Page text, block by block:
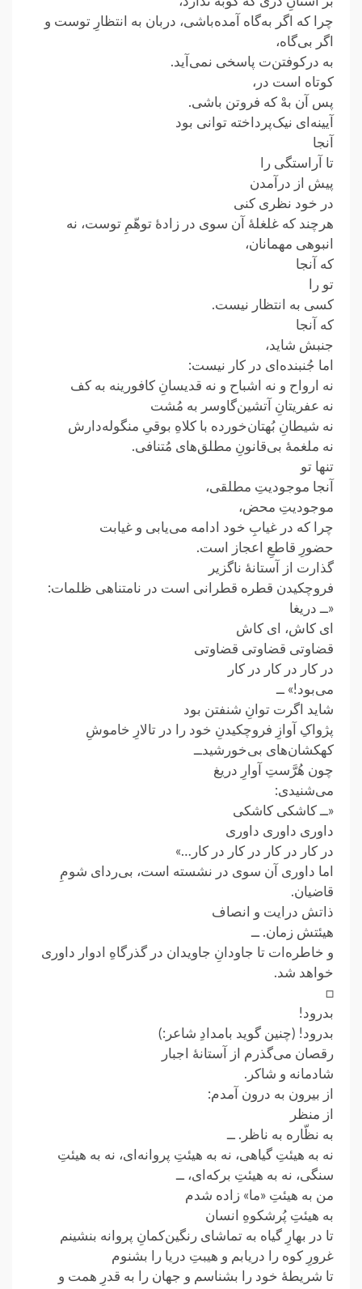
چرا که اگر به‌گاه آمده‌باشی، دربان به انتظارِ توست و
اگر بی‌گاه،
به درکوفتن‌ت پاسخی نمی‌آید.
کوتاه است در،
پس آن بهْ که فروتن باشی.
آیینه‌ای نیک‌پرداخته توانی بود
آنجا
تا آراستگی را
پیش از درآمدن
در خود نظری کنی
هرچند که غلغلهٔ آن سوی در زادهٔ توهّمِ توست، نه
انبوهی‌ مهمانان،
که آنجا
تو را
کسی به انتظار نیست.
که آنجا
جنبش شاید،
اما جُنبنده‌ای در کار نیست:
نه ارواح و نه اشباح و نه قدیسانِ کافورینه به کف
نه عفریتانِ آتشین‌گاوسر به مُشت
نه شیطانِ بُهتان‌خورده با کلاهِ بوقیِ منگوله‌دارش
نه ملغمهٔ بی‌قانونِ مطلق‌های مُتنافی.
تنها تو
آنجا موجودیتِ مطلقی،
موجودیتِ محض،
چرا که در غیابِ خود ادامه می‌یابی و غیابت
حضورِ قاطعِ اعجاز است.
گذارت از آستانهٔ ناگزیر
فروچکیدن قطره‌ قطرانی‌ است در نامتناهی‌ ظلمات:
«ــ دریغا
ای‌ کاش، ای‌ کاش
قضاوتی قضاوتی قضاوتی
در کار در کار در کار
می‌بود!» ــ
شاید اگرت توانِ شنفتن بود
پژواکِ آوازِ فروچکیدنِ خود را در تالارِ خاموشِ
کهکشان‌های بی‌خورشیدــ
چون هُرَّستِ آوارِ دریغ
می‌شنیدی:
«ــ کاشکی کاشکی
داوری داوری داوری
در کار در کار در کار در کار…»
اما داوری آن سوی در نشسته است، بی‌ردای شومِ
قاضیان.
ذاتش درایت و انصاف
هیئتش زمان. ــ
و خاطره‌ات تا جاودانِ جاویدان در گذرگاهِ ادوار داوری
خواهد شد.
□
بدرود!
بدرود! (چنین گوید بامدادِ شاعر:)
رقصان می‌گذرم از آستانهٔ اجبار
شادمانه و شاکر.
از بیرون به درون آمدم:
از منظر
به نظّاره به ناظر. ــ
نه به هیئتِ گیاهی، نه به هیئتِ پروانه‌ای، نه به هیئتِ
سنگی، نه به هیئتِ برکه‌ای، ــ
من به هیئتِ «ما» زاده شدم
به هیئتِ پُرشکوهِ انسان
تا در بهارِ گیاه به تماشای رنگین‌کمانِ پروانه بنشینم
غرورِ کوه را دریابم و هیبتِ دریا را بشنوم
تا شریطهٔ خود را بشناسم و جهان را به قدرِ همت و